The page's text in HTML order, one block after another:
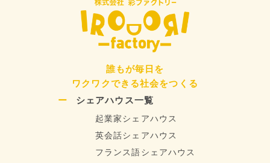
誰もが毎日を
ワクワクできる社会をつくる
シェアハウス一覧
起業家シェアハウス
英会話シェアハウス
フランス語シェアハウス